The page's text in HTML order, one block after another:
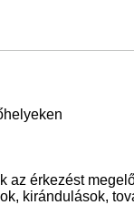
az érkezést
kirándulások,